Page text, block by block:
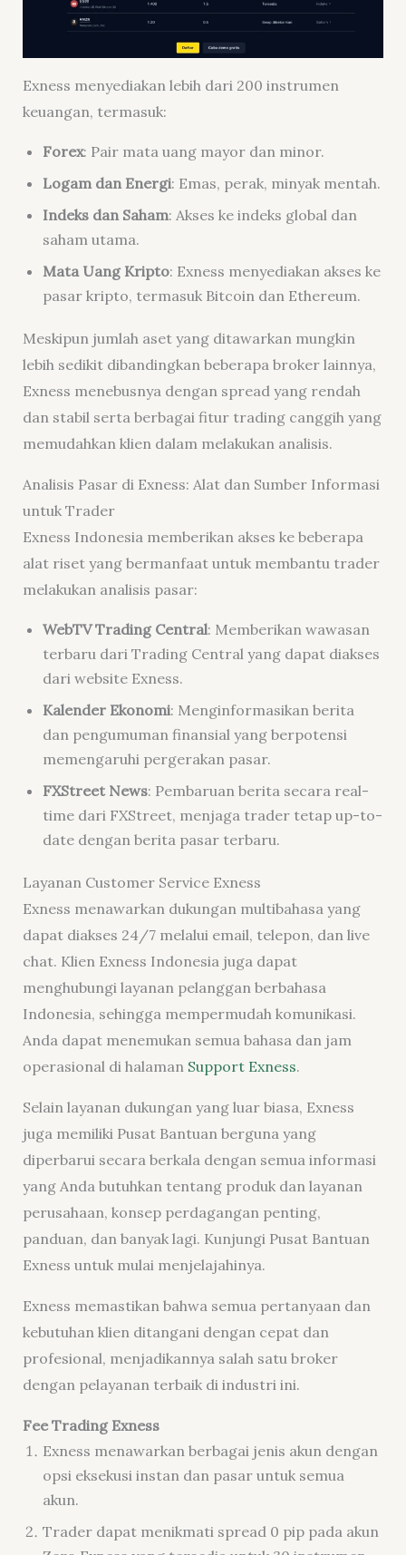
Exness menyediakan lebih dari 200 instrumen
keuangan, termasuk:
Forex: Pair mata uang mayor dan minor.
Logam dan Energi: Emas, perak, minyak mentah.
Indeks dan Saham: Akses ke indeks global dan
saham utama.
Mata Uang Kripto: Exness menyediakan akses ke
pasar kripto, termasuk Bitcoin dan Ethereum.
Meskipun jumlah aset yang ditawarkan mungkin
lebih sedikit dibandingkan beberapa broker lainnya,
Exness menebusnya dengan spread yang rendah
dan stabil serta berbagai fitur trading canggih yang
memudahkan klien dalam melakukan analisis.
Analisis Pasar di Exness: Alat dan Sumber Informasi
untuk Trader
Exness Indonesia memberikan akses ke beberapa
alat riset yang bermanfaat untuk membantu trader
melakukan analisis pasar:
WebTV Trading Central: Memberikan wawasan
terbaru dari Trading Central yang dapat diakses
dari website Exness.
Kalender Ekonomi: Menginformasikan berita
dan pengumuman finansial yang berpotensi
memengaruhi pergerakan pasar.
FXStreet News: Pembaruan berita secara real-
time dari FXStreet, menjaga trader tetap up-to-
date dengan berita pasar terbaru.
Layanan Customer Service Exness
Exness menawarkan dukungan multibahasa yang
dapat diakses 24/7 melalui email, telepon, dan live
chat. Klien Exness Indonesia juga dapat
menghubungi layanan pelanggan berbahasa
Indonesia, sehingga mempermudah komunikasi.
Anda dapat menemukan semua bahasa dan jam
operasional di halaman Support Exness.
Selain layanan dukungan yang luar biasa, Exness
juga memiliki Pusat Bantuan berguna yang
diperbarui secara berkala dengan semua informasi
yang Anda butuhkan tentang produk dan layanan
perusahaan, konsep perdagangan penting,
panduan, dan banyak lagi. Kunjungi Pusat Bantuan
Exness untuk mulai menjelajahinya.
Exness memastikan bahwa semua pertanyaan dan
kebutuhan klien ditangani dengan cepat dan
profesional, menjadikannya salah satu broker
dengan pelayanan terbaik di industri ini.
Fee Trading Exness
Exness menawarkan berbagai jenis akun dengan
opsi eksekusi instan dan pasar untuk semua
akun.
Trader dapat menikmati spread 0 pip pada akun